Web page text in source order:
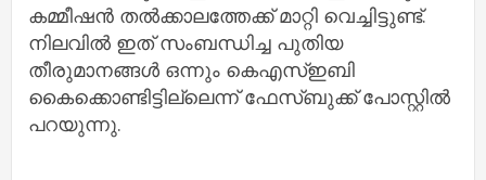
കമ്മീഷൻ തൽക്കാലത്തേക്ക് മാറ്റി വെച്ചിട്ടുണ്ട്.
നിലവിൽ ഇത് സംബന്ധിച്ച പുതിയ
തീരുമാനങ്ങൾ ഒന്നും കെഎസ്ഇബി
കൈക്കൊണ്ടിട്ടില്ലെന്ന് ഫേസ്ബുക്ക് പോസ്റ്റിൽ
പറയുന്നു.